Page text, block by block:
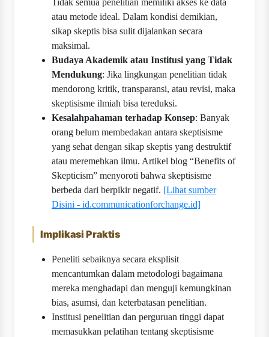
atau metode ideal. Dalam kondisi demikian,
sikap skeptis bisa sulit dijalankan secara
maksimal.
Budaya Akademik atau Institusi yang Tidak
Mendukung: Jika lingkungan penelitian tidak
mendorong kritik, transparansi, atau revisi, maka
skeptisisme ilmiah bisa tereduksi.
Kesalahpahaman terhadap Konsep: Banyak
orang belum membedakan antara skeptisisme
yang sehat dengan sikap skeptis yang destruktif
atau meremehkan ilmu. Artikel blog “Benefits of
Skepticism” menyoroti bahwa skeptisisme
berbeda dari berpikir negatif. [Lihat sumber
Disini - id.communicationforchange.id]
Implikasi Praktis
Peneliti sebaiknya secara eksplisit
mencantumkan dalam metodologi bagaimana
mereka menghadapi dan menguji kemungkinan
bias, asumsi, dan keterbatasan penelitian.
Institusi penelitian dan perguruan tinggi dapat
memasukkan pelatihan tentang skeptisisme